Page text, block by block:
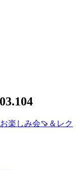
お楽しみ会🍠＆レク